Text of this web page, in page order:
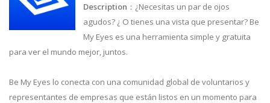
Description ：¿Necesitas un par de ojos
agudos? ¿ O tienes una vista que presentar? Be
My Eyes es una herramienta simple y gratuita
para ver el mundo mejor, juntos.
Be My Eyes lo conecta con una comunidad global de voluntarios y
representantes de empresas que están listos en un momento para